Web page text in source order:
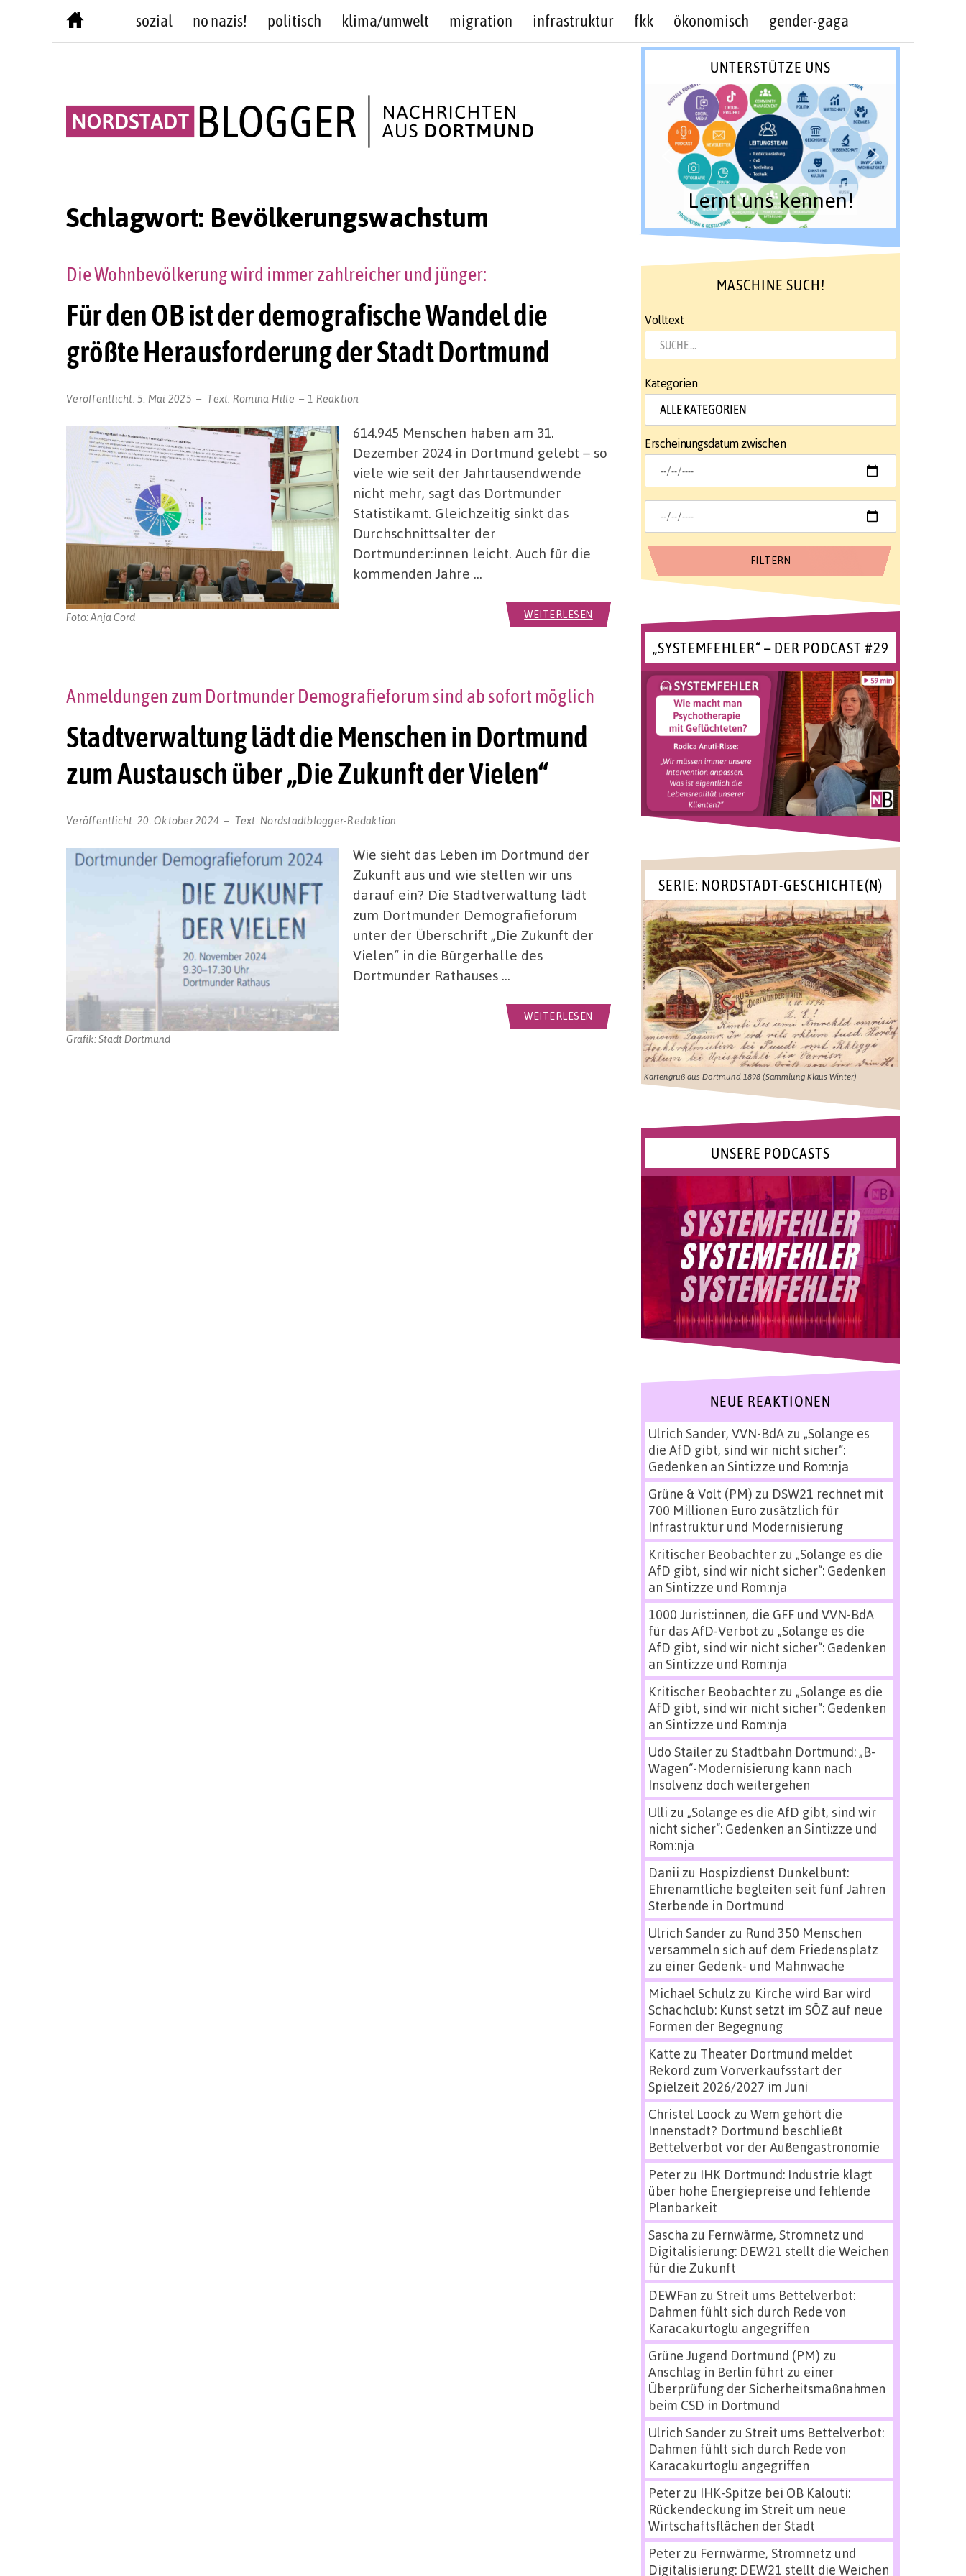
sozial no nazis! politisch klima/umwelt migration infrastruktur fkk ökonomisch gender-gaga
Schlagwort: Bevölkerungswachstum
Für den OB ist der demografische Wandel die
größte Herausforderung der Stadt Dortmund
Die Wohnbevölkerung wird immer zahlreicher und jünger:
Veröffentlicht:5. Mai 2025 Text: Romina Hille 1 Reaktion
Foto: Anja Cord
614.945 Menschen haben am 31.
Dezember 2024 in Dortmund gelebt – so
viele wie seit der Jahrtausendwende
nicht mehr, sagt das Dortmunder
Statistikamt. Gleichzeitig sinkt das
Durchschnittsalter der
Dortmunder:innen leicht. Auch für die
kommenden Jahre …
WEITERLESEN
Stadtverwaltung lädt die Menschen in Dortmund
zum Austausch über „Die Zukunft der Vielen“
Anmeldungen zum Dortmunder Demografieforum sind ab sofort möglich
Veröffentlicht:20. Oktober 2024 Text: Nordstadtblogger-Redaktion
Grafik: Stadt Dortmund
Wie sieht das Leben im Dortmund der
Zukunft aus und wie stellen wir uns
darauf ein? Die Stadtverwaltung lädt
zum Dortmunder Demografieforum
unter der Überschrift „Die Zukunft der
Vielen“ in die Bürgerhalle des
Dortmunder Rathauses …
WEITERLESEN
UNTERSTÜTZE UNS
Lernt uns kennen!
MASCHINE SUCH!
Volltext
Kategorien
Erscheinungsdatum zwischen
„SYSTEMFEHLER“ – DER PODCAST #29
SERIE: NORDSTADT-GESCHICHTE(N)
Kartengruß aus Dortmund 1898 (Sammlung Klaus Winter)
UNSERE PODCASTS
NEUE REAKTIONEN
Ulrich Sander, VVN-BdAzu „Solange es
die AfD gibt, sind wir nicht sicher“:
Gedenken an Sinti:zze und Rom:nja
Grüne & Volt (PM) zu DSW21 rechnet mit
700 Millionen Euro zusätzlich für
Infrastruktur und Modernisierung
Kritischer Beobachterzu „Solange es die
AfD gibt, sind wir nicht sicher“: Gedenken
an Sinti:zze und Rom:nja
1000 Jurist:innen, die GFF und VVN-BdA
für das AfD-Verbot zu „Solange es die
AfD gibt, sind wir nicht sicher“: Gedenken
an Sinti:zze und Rom:nja
Kritischer Beobachterzu „Solange es die
AfD gibt, sind wir nicht sicher“: Gedenken
an Sinti:zze und Rom:nja
Udo Stailerzu Stadtbahn Dortmund: „B-
Wagen“-Modernisierung kann nach
Insolvenz doch weitergehen
Ulli zu „Solange es die AfD gibt, sind wir
nicht sicher“: Gedenken an Sinti:zze und
Rom:nja
Danii zu Hospizdienst Dunkelbunt:
Ehrenamtliche begleiten seit fünf Jahren
Sterbende in Dortmund
Ulrich Sanderzu Rund 350 Menschen
versammeln sich auf dem Friedensplatz
zu einer Gedenk- und Mahnwache
Michael Schulz zu Kirche wird Bar wird
Schachclub: Kunst setzt im SÖZ auf neue
Formen der Begegnung
Katte zu Theater Dortmund meldet
Rekord zum Vorverkaufsstart der
Spielzeit 2026/2027 im Juni
Christel Loock zu Wem gehört die
Innenstadt? Dortmund beschließt
Bettelverbot vor der Außengastronomie
Peterzu IHK Dortmund: Industrie klagt
über hohe Energiepreise und fehlende
Planbarkeit
Sascha zu Fernwärme, Stromnetz und
Digitalisierung: DEW21 stellt die Weichen
für die Zukunft
DEWFan zu Streit ums Bettelverbot:
Dahmen fühlt sich durch Rede von
Karacakurtoglu angegriffen
Grüne Jugend Dortmund (PM) zu
Anschlag in Berlin führt zu einer
Überprüfung der Sicherheitsmaßnahmen
beim CSD in Dortmund
Ulrich Sanderzu Streit ums Bettelverbot:
Dahmen fühlt sich durch Rede von
Karacakurtoglu angegriffen
Peterzu IHK-Spitze bei OB Kalouti:
Rückendeckung im Streit um neue
Wirtschaftsflächen der Stadt
Peterzu Fernwärme, Stromnetz und
Digitalisierung: DEW21 stellt die Weichen